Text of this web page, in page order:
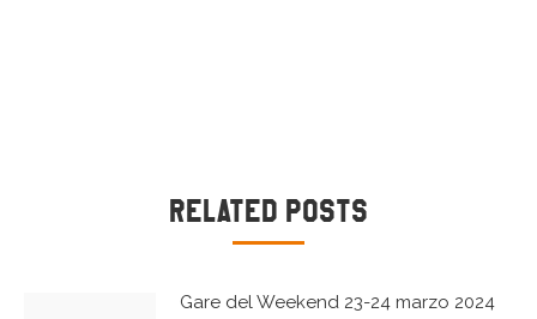
Related Posts
Gare del Weekend 23-24 marzo 2024